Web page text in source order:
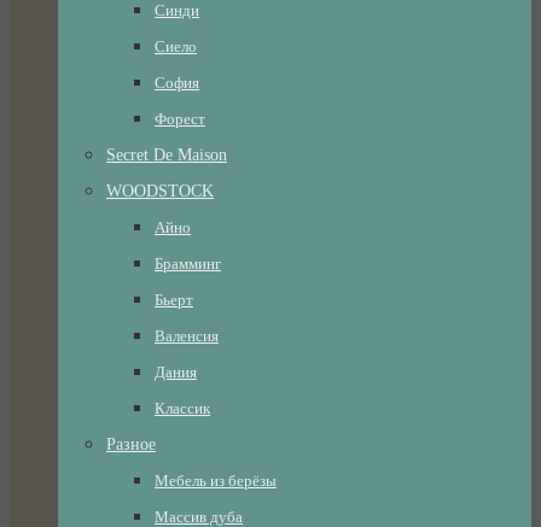
Синди
Сиело
София
Форест
Secret De Maison
WOODSTOCK
Айно
Брамминг
Бьерт
Валенсия
Дания
Классик
Разное
Мебель из берёзы
Массив дуба